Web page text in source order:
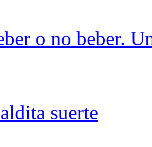
o no beber.
suerte